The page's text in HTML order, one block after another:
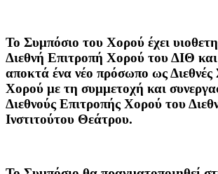
Το Συμπόσιο του Χορού έχει
Διεθνή Επιτροπή Χορού του ΔΙΘ
αποκτά ένα νέο πρόσωπο ως Διεθνές
Χορού με τη συμμετοχή και
Διεθνούς Επιτροπής Χορού του
Ινστιτούτου Θεάτρου.